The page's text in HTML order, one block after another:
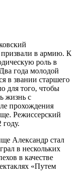
призвали в армию. К
роль в
года молодой
в звании старшего
для того, чтобы
жизнь с
прохождения
Режиссерский
Александр стал
в нескольких
в качестве
«Путем